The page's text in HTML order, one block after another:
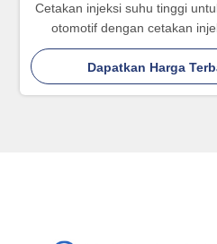
Cetakan injeksi suhu tinggi
otomotif dengan cetakan
Dapatkan Harga